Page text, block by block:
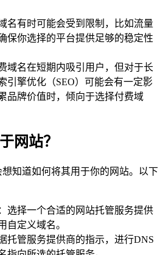
名有时可能会受到限制，比如流量
保你选择的平台提供足够的稳定性
域名在短期内吸引用户，但对于长
引擎优化（SEO）可能会有一定影
品牌价值时，倾向于选择付费域
网站？
知道如何将其用于你的网站。以下
选择一个合适的网站托管服务提供
自定义域名。
托管服务提供商的指示，进行DNS